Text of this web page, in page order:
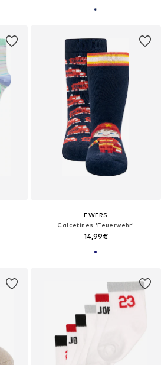
EWERS
Calcetines 'Feuerwehr'
14,99€